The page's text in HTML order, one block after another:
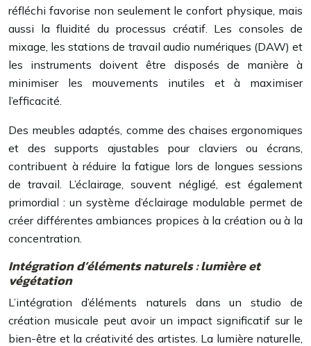
réfléchi favorise non seulement le confort physique, mais
aussi la fluidité du processus créatif. Les consoles de
mixage, les stations de travail audio numériques (DAW) et
les instruments doivent être disposés de manière à
minimiser les mouvements inutiles et à maximiser
l’efficacité.
Des meubles adaptés, comme des chaises ergonomiques
et des supports ajustables pour claviers ou écrans,
contribuent à réduire la fatigue lors de longues sessions
de travail. L’éclairage, souvent négligé, est également
primordial : un système d’éclairage modulable permet de
créer différentes ambiances propices à la création ou à la
concentration.
Intégration d’éléments naturels : lumière et
végétation
L’intégration d’éléments naturels dans un studio de
création musicale peut avoir un impact significatif sur le
bien-être et la créativité des artistes. La lumière naturelle,